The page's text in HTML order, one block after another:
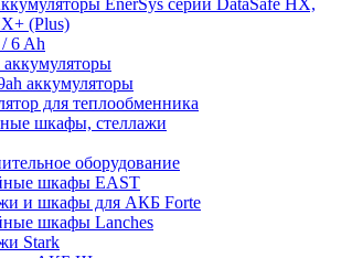
EnerSys серии DataSafe HX,
(Plus)
6 Ah
аккумуляторы
аккумуляторы
для теплообменника
шкафы, стеллажи
оборудование
шкафы EAST
и шкафы для АКБ Forte
шкафы Lanches
Stark